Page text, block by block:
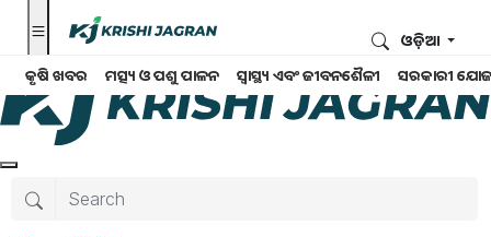
କୃଷି ଖବର ମତ୍ସ୍ୟ ଓ ପଶୁ ପାଳନ ସ୍ୱାସ୍ଥ୍ୟ ଏବଂ ଜୀବନଶୈଳୀ ସରକାରୀ
ଓଡ଼ିଆ